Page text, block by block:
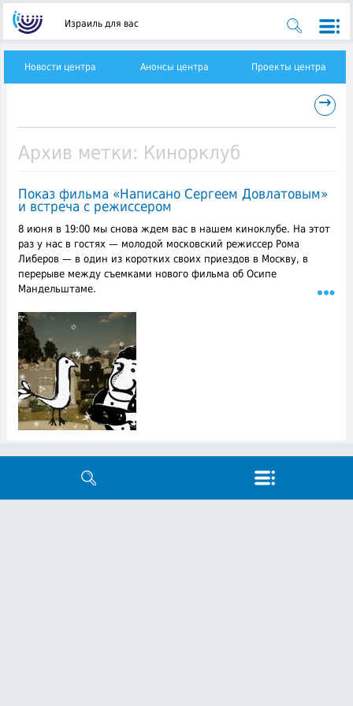
Израиль для вас
Новости центра Анонсы центра Проекты центра
→
Архив метки: Кинорклуб
Показ фильма «Написано Сергеем Довлатовым»
и встреча с режиссером
8 июня в 19:00 мы снова ждем вас в нашем киноклубе. На этот
раз у нас в гостях — молодой московский режиссер Рома
Либеров — в один из коротких своих приездов в Москву, в
перерыве между съемками нового фильма об Осипе
Мандельштаме.